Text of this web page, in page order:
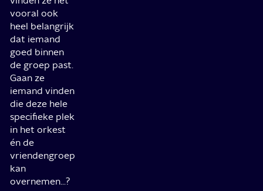
vooral ook
heel belangrijk
dat iemand
goed binnen
de groep past.
Gaan ze
iemand vinden
die deze hele
specifieke plek
in het orkest
én de
vriendengroep
kan
overnemen...?